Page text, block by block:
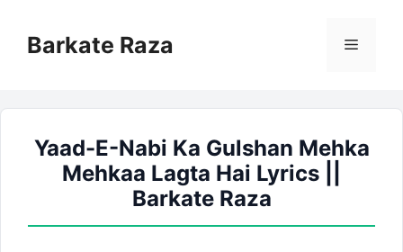
contentBarkate Raza Menu
Yaad-E-Nabi Ka Gulshan Mehka
Mehkaa Lagta Hai Lyrics ||
Barkate Raza